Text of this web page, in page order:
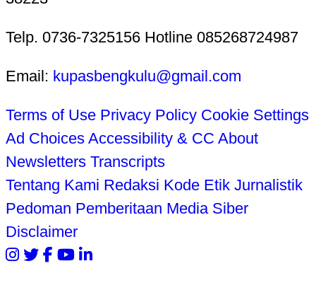
Telp. 0736-7325156 Hotline 085268724987
Email: kupasbengkulu@gmail.com
Terms of Use Privacy Policy Cookie Settings
Ad Choices Accessibility & CC About
Newsletters Transcripts
Tentang Kami Redaksi Kode Etik Jurnalistik
Pedoman Pemberitaan Media Siber
Disclaimer